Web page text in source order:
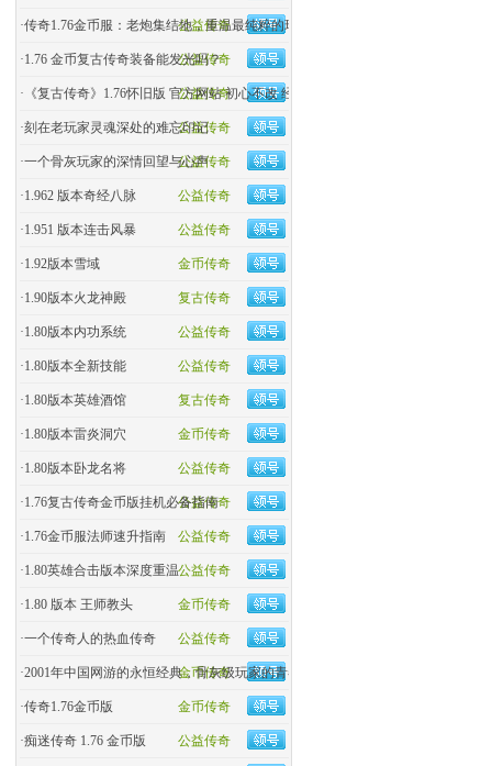
公益传奇
·传奇1.76金币服：老炮集结地，重温最纯粹的玛法热血！
公益传奇
·1.76 金币复古传奇装备能发光吗？
公益传奇
· 《复古传奇》1.76怀旧版 官方网站 初心不改 经典回归
公益传奇
·刻在老玩家灵魂深处的难忘印记
公益传奇
·一个骨灰玩家的深情回望与心声
公益传奇
·1.962 版本奇经八脉
公益传奇
·1.951 版本连击风暴
金币传奇
·1.92版本雪域
复古传奇
·1.90版本火龙神殿
公益传奇
·1.80版本内功系统
公益传奇
·1.80版本全新技能
复古传奇
·1.80版本英雄酒馆
金币传奇
·1.80版本雷炎洞穴
公益传奇
·1.80版本卧龙名将
公益传奇
·1.76复古传奇金币版挂机必备指南
公益传奇
·1.76金币服法师速升指南
公益传奇
·1.80英雄合击版本深度重温
金币传奇
·1.80 版本 王师教头
公益传奇
·一个传奇人的热血传奇
金币传奇
·2001年中国网游的永恒经典，骨灰级玩家的青春回忆杀！
金币传奇
·传奇1.76金币版
公益传奇
·痴迷传奇 1.76 金币版